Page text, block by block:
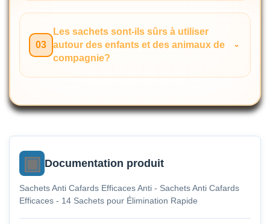
03
Les sachets sont-ils sûrs à utiliser
autour des enfants et des animaux de
compagnie?
Documentation produit
Sachets Anti Cafards Efficaces Anti - Sachets Anti Cafards
Efficaces - 14 Sachets pour Élimination Rapide